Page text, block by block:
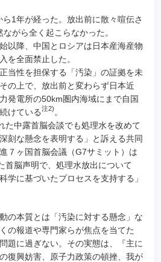
c
b
o
k
1年が経った。放出前に散々喧伝さ
ながら全く起こらなかった。
以降、中国とロシアは日本産海産物
を全面禁止した。
当性を担保する「汚染」の証拠を未
の上で、放出前と変わらず日本近
発電所の50km圏内海域にまで自国
けている注2) 。
中露首脳会談でも処理水を改めて
刻な懸念を表明する」と訴える共同
７ヶ国首脳会議（G7サミット）は
首脳声明で、処理水放出について
学に基づいたプロセスを支持する」
の本質とは「汚染に対する懸念」な
の報道や専門家らが焦点を当てた
題に過ぎない。その実態は、『主に
復興妨害、原子力政策の頓挫、我が